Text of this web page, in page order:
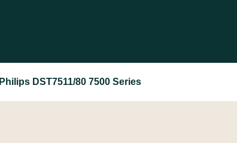
Philips DST7511/80 7500 Series